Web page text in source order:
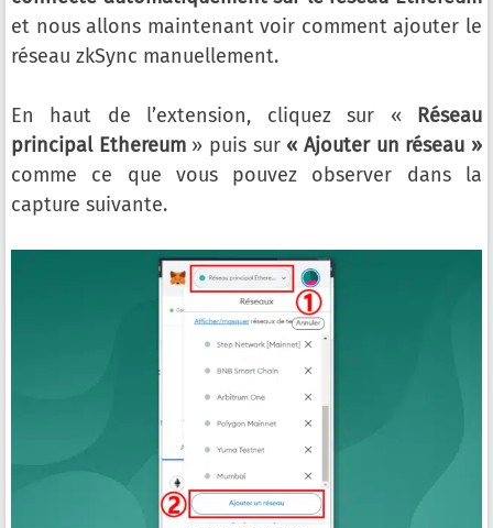
et nous allons maintenant voir comment ajouter le
réseau zkSync manuellement.
En haut de l’extension, cliquez sur « Réseau
principal Ethereum» puis sur «Ajouter un réseau »
comme ce que vous pouvez observer dans la
capture suivante.